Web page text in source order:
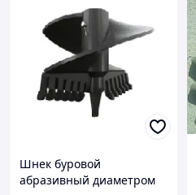
Шнек буровой
абразивный диаметром